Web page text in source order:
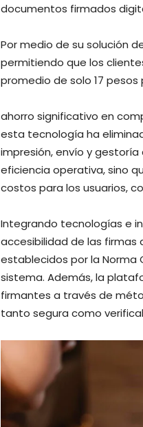
documentos firmados
Por medio de su solución
permitiendo que los
promedio de solo 17
ahorro significativo en
esta tecnología ha
impresión, envío y
eficiencia operativa, sino
costos para los usuarios,
Integrando tecnologías e
accesibilidad de las firmas
establecidos por la Norma
sistema. Además, la
firmantes a través de
tanto segura como